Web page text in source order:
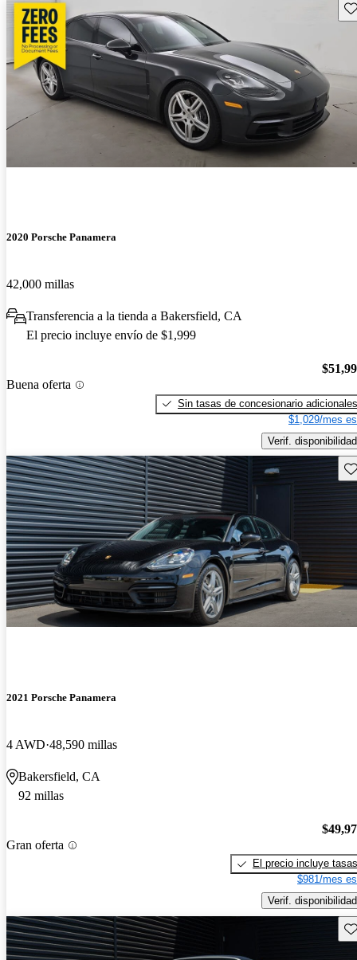
2020 Porsche Panamera
42,000 millas
Transferencia a la tienda a Bakersfield, CA
El precio incluye envío de $1,999
Buena oferta
Sin tasas de concesionario adicionales
$1,029/mes
Verif. disponibilidad
2021 Porsche Panamera
4 AWD 48,590 millas
Bakersfield, CA
92 millas
Gran oferta
El precio incluye tasas
$981/mes
Verif. disponibilidad